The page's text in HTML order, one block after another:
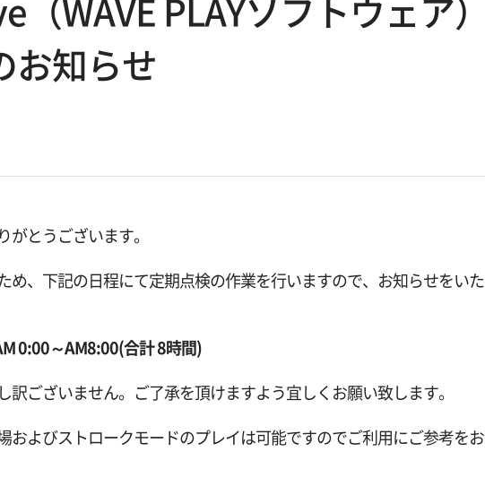
WAVE PLAYソフトウェア）
お知らせ
がとうございます。
め、下記の日程にて定期点検の作業を行いますので、お知らせをいた
0:00～AM8:00(合計 8時間)
ございません。ご了承を頂けますよう宜しくお願い致します。
およびストロークモードのプレイは可能ですのでご利用にご参考をお